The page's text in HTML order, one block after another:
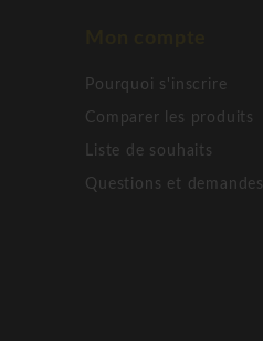
Pourquoi s'inscrire
Comparer les produits
Liste de souhaits
Questions et demandes